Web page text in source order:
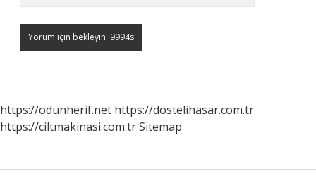
https://odunherif.net https://dostelihasar.com.tr
https://ciltmakinasi.com.trSitemap